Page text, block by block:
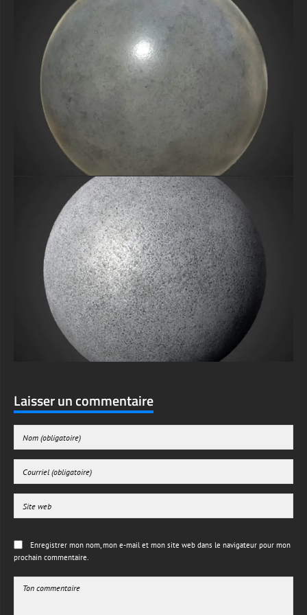
Laisser un commentaire
Enregistrer mon nom, mon e-mail et mon site web dans le navigateur pour mon
prochain commentaire.